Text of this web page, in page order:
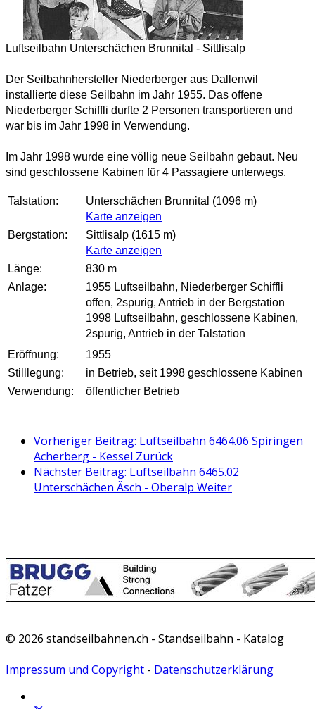
Luftseilbahn Unterschächen Brunnital - Sittlisalp
Der Seilbahnhersteller Niederberger aus Dallenwil
installierte diese Seilbahn im Jahr 1955. Das offene
Niederberger Schiffli durfte 2 Personen transportieren und
war bis im Jahr 1998 in Verwendung.
Im Jahr 1998 wurde eine völlig neue Seilbahn gebaut. Neu
sind geschlossene Kabinen für 4 Passagiere unterwegs.
Talstation:
Unterschächen Brunnital (1096 m)
Karte anzeigen
Bergstation:
Sittlisalp (1615 m)
Karte anzeigen
Länge:
830 m
Anlage:
1955 Luftseilbahn, Niederberger Schiffli
offen, 2spurig, Antrieb in der Bergstation
1998 Luftseilbahn, geschlossene Kabinen,
2spurig, Antrieb in der Talstation
Eröffnung:
1955
Stilllegung:
in Betrieb, seit 1998 geschlossene Kabinen
Verwendung:
öffentlicher Betrieb
Vorheriger Beitrag: Luftseilbahn 6464.06 Spiringen
Acherberg - Kessel Zurück
Nächster Beitrag: Luftseilbahn 6465.02
Unterschächen Äsch - Oberalp Weiter
© 2026 standseilbahnen.ch - Standseilbahn - Katalog
Impressum und Copyright - Datenschutzerklärung